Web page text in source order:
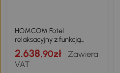
HOMCOM Fotel
relaksacyjny z funkcją
podnoszenia, pilot,
podnóżek, stal, szary
2.638,90zł
Zawiera
VAT